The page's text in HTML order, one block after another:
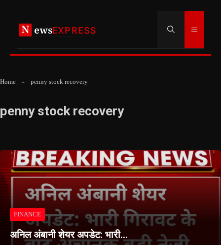
content
Menu
Home penny stock recovery
penny stock recovery
FINANCE
अनिल अंबानी शेयर अपडेट: भारी…